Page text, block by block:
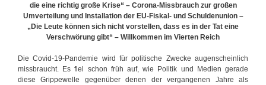
die eine richtig große Krise“ – Corona-Missbrauch zur großen
Umverteilung und Installation der EU-Fiskal- und Schuldenunion –
„Die Leute können sich nicht vorstellen, dass es in der Tat eine
Verschwörung gibt“ – Willkommen im Vierten Reich
Die Covid-19-Pandemie wird für politische Zwecke augenscheinlich
missbraucht. Es fiel schon früh auf, wie Politik und Medien gerade
diese Grippewelle gegenüber denen der vergangenen Jahre als